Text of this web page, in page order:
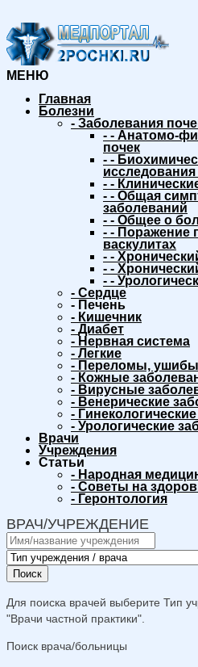
МЕНЮ
Главная
Болезни
- Заболевания
- - Анатомо-
почек
- -
исследования
- -
- - Общая
заболеваний
- - Общее о
- - Поражение
васкулитах
- -
- -
- -
- Сердце
- Печень
- Кишечник
- Диабет
- Нервная система
- Легкие
- Переломы, ушибы
- Кожные
- Вирусные
- Венерические
-
- Урологические
Врачи
Учреждения
Статьи
- Народная
- Советы на
- Геронтология
ВРАЧ/УЧРЕЖДЕНИЕ
Поиск
Для поиска врачей выберите Тип
"Врачи частной практики".
Поиск врача/больницы